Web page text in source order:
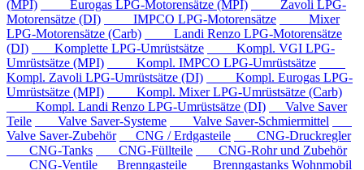
(MPI)
Eurogas LPG-Motorensätze (MPI)
Zavoli LPG-
Motorensätze (DI)
IMPCO LPG-Motorensätze
Mixer
LPG-Motorensätze (Carb)
Landi Renzo LPG-Motorensätze
(DI)
Komplette LPG-Umrüstsätze
Kompl. VGI LPG-
Umrüstsätze (MPI)
Kompl. IMPCO LPG-Umrüstsätze
Kompl. Zavoli LPG-Umrüstsätze (DI)
Kompl. Eurogas LPG-
Umrüstsätze (MPI)
Kompl. Mixer LPG-Umrüstsätze (Carb)
Kompl. Landi Renzo LPG-Umrüstsätze (DI)
Valve Saver
Teile
Valve Saver-Systeme
Valve Saver-Schmiermittel
Valve Saver-Zubehör
CNG / Erdgasteile
CNG-Druckregler
CNG-Tanks
CNG-Füllteile
CNG-Rohr und Zubehör
CNG-Ventile
Brenngasteile
Brenngastanks Wohnmobil